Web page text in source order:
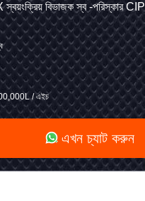
বিভাজক স্ব -পরিস্কার CIP
/ এইচ
এখন চ্যাট করুন